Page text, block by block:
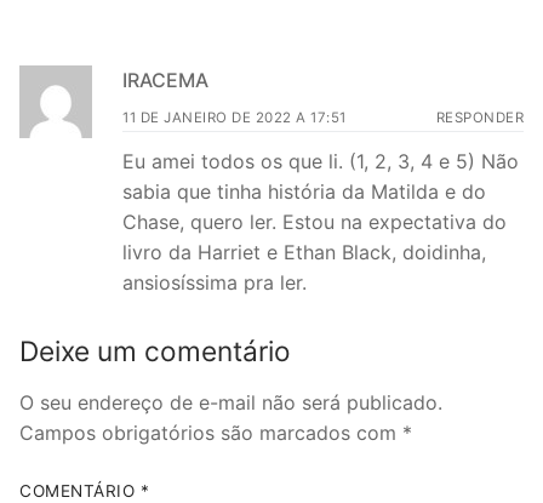
IRACEMA
11 DE JANEIRO DE 2022 A 17:51 RESPONDER
Eu amei todos os que li. (1, 2, 3, 4 e 5) Não
sabia que tinha história da Matilda e do
Chase, quero ler. Estou na expectativa do
livro da Harriet e Ethan Black, doidinha,
ansiosíssima pra ler.
Deixe um comentário
O seu endereço de e-mail não será publicado.
Campos obrigatórios são marcados com *
COMENTÁRIO *